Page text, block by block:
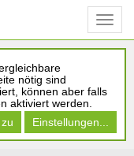
nötig sind
können aber falls
aktiviert werden.
Einstellungen...